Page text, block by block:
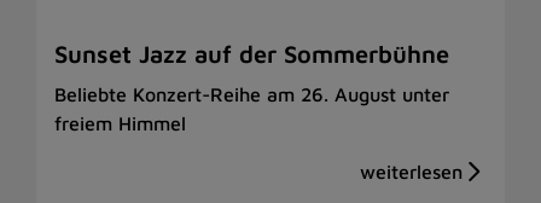
Sunset Jazz auf der Sommerbühne
Beliebte Konzert-Reihe am 26. August unter
freiem Himmel